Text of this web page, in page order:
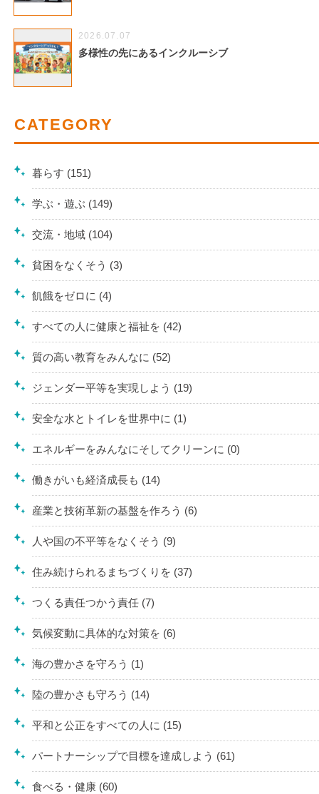
2026.07.07
多様性の先にあるインクルーシブ
CATEGORY
暮らす (151)
学ぶ・遊ぶ (149)
交流・地域 (104)
貧困をなくそう (3)
飢餓をゼロに (4)
すべての人に健康と福祉を (42)
質の高い教育をみんなに (52)
ジェンダー平等を実現しよう (19)
安全な水とトイレを世界中に (1)
エネルギーをみんなにそしてクリーンに (0)
働きがいも経済成長も (14)
産業と技術革新の基盤を作ろう (6)
人や国の不平等をなくそう (9)
住み続けられるまちづくりを (37)
つくる責任つかう責任 (7)
気候変動に具体的な対策を (6)
海の豊かさを守ろう (1)
陸の豊かさも守ろう (14)
平和と公正をすべての人に (15)
パートナーシップで目標を達成しよう (61)
食べる・健康 (60)